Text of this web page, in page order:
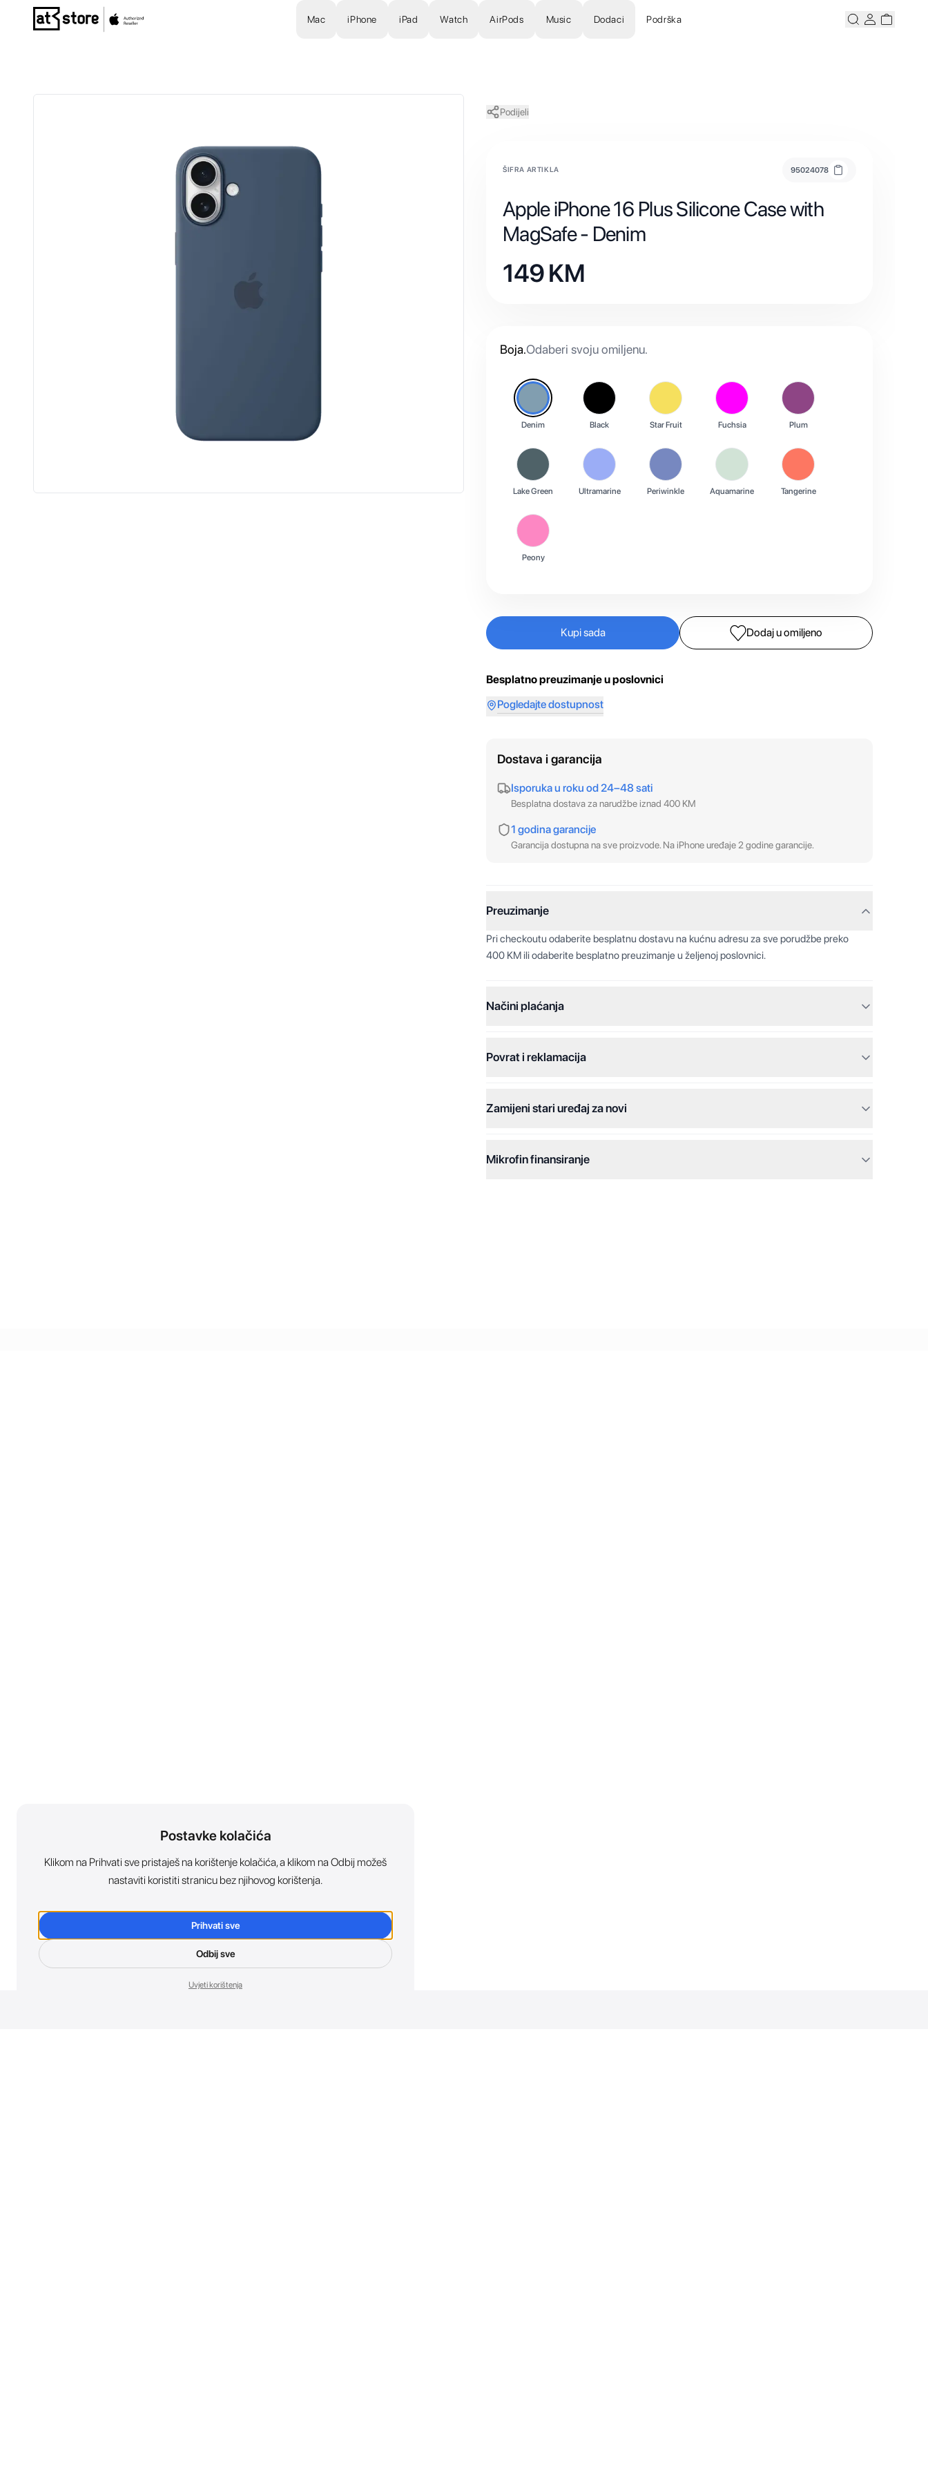
Posjetite početnu stranicu AT Store
Mac iPhone iPad Watch AirPods Music Dodaci Podrška PretražiKorisnicki
Podijeli
ŠIFRA ARTIKLA 95024078
Apple iPhone 16 Plus Silicone Case with
MagSafe - Denim
149KM
Boja.Odaberi svoju omiljenu.
Denim Black Star Fruit Fuchsia Plum
Lake Green Ultramarine Periwinkle Aquamarine Tangerine
Peony
Kupi sada Dodaj u omiljeno
Besplatno preuzimanje u poslovnici
Pogledajte dostupnost
Dostava i garancija
Isporuka u roku od 24–48 sati
Besplatna dostava za narudžbe iznad 400 KM
1 godina garancije
Garancija dostupna na sve proizvode. Na iPhone uređaje 2 godine garancije.
Preuzimanje
Pri checkoutu odaberite besplatnu dostavu na kućnu adresu za sve porudžbe preko
400 KM ili odaberite besplatno preuzimanje u željenoj poslovnici.
Načini plaćanja
Jednokratna plaćanja:
Dodatne opcije:
Online plaćanje na rate:
Povrat i reklamacija
Zamijeni stari uređaj za novi
Mikrofin finansiranje
Postavke kolačića
Klikom na Prihvati sve pristaješ na korištenje kolačića, a klikom na Odbij možeš
nastaviti koristiti stranicu bez njihovog korištenja.
Prihvati sve
Odbij sve
Uvjeti korištenja